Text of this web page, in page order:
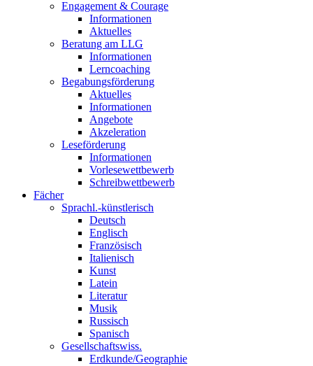
Engagement & Courage
Informationen
Aktuelles
Beratung am LLG
Informationen
Lerncoaching
Begabungsförderung
Aktuelles
Informationen
Angebote
Akzeleration
Leseförderung
Informationen
Vorlesewettbewerb
Schreibwettbewerb
Fächer
Sprachl.-künstlerisch
Deutsch
Englisch
Französisch
Italienisch
Kunst
Latein
Literatur
Musik
Russisch
Spanisch
Gesellschaftswiss.
Erdkunde/Geographie